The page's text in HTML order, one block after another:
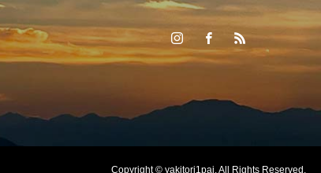
Copyright © yakitori1pai. All Rights Reserved.